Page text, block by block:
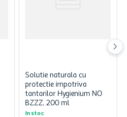
Solutie naturala cu
protectie impotriva
tantarilor Hygienium NO
BZZZ, 200 ml
In stoc